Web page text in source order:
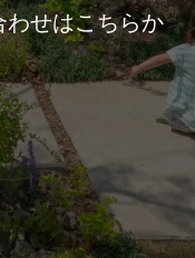
わせはこちらか